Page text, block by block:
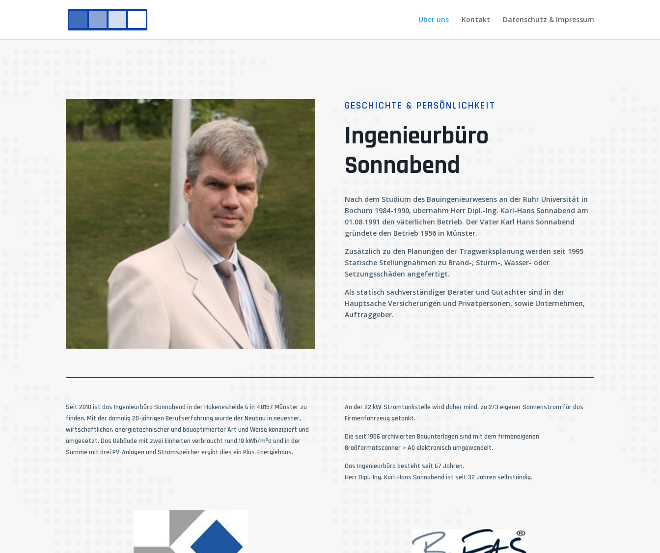
Über uns Kontakt Datenschutz & Impressum
GESCHICHTE & PERSÖNLICHKEIT
Ingenieurbüro
Sonnabend
Nach dem Studium des Bauingenieurwesens an der Ruhr Universität in
Bochum 1984-1990, übernahm Herr Dipl.-Ing. Karl-Hans Sonnabend am
01.08.1991 den väterlichen Betrieb. Der Vater Karl Hans Sonnabend
gründete den Betrieb 1956 in Münster.
Zusätzlich zu den Planungen der Tragwerksplanung werden seit 1995
Statische Stellungnahmen zu Brand-, Sturm-, Wasser- oder
Setzungsschäden angefertigt.
Als statisch sachverständiger Berater und Gutachter sind in der
Hauptsache Versicherungen und Privatpersonen, sowie Unternehmen,
Auftraggeber.
Seit 2010 ist das Ingenieurbüro Sonnabend in der Hakenesheide 6 in 48157 Münster zu
finden. Mit der damalig 20-jährigen Berufserfahrung wurde der Neubau in neuester,
wirtschaftlicher, energietechnischer und bauoptimierter Art und Weise konzipiert und
umgesetzt. Das Gebäude mit zwei Einheiten verbraucht rund 19 kWh/m²a und in der
Summe mit drei PV-Anlagen und Stromspeicher ergibt dies ein Plus-Energiehaus.
An der 22 kW-Stromtankstelle wird daher mind. zu 2/3 eigener Sonnenstrom für das
Firmenfahrzeug getankt.
Die seit 1956 archivierten Bauunterlagen sind mit dem firmeneigenen
Großformatscanner > A0 elektronisch umgewandelt.
Das Ingenieurbüro besteht seit 67 Jahren.
Herr Dipl.-Ing. Karl-Hans Sonnabend ist seit 32 Jahren selbständig.